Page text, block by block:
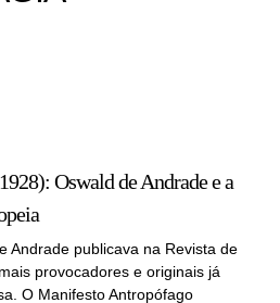
Oswald de Andrade e a
Andrade publicava na Revista de
provocadores e originais já
O Manifesto Antropófago